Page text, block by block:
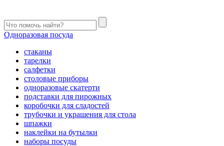
Одноразовая посуда
стаканы
тарелки
салфетки
столовые приборы
одноразовые скатерти
подставки для пирожных
коробочки для сладостей
трубочки и украшения для стола
шпажки
наклейки на бутылки
наборы посуды